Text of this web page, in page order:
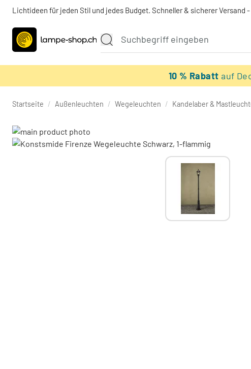
Lichtideen für jeden Stil und jedes Budget. Schneller & sicherer Versand
10 % Rabattauf
Startseite / Außenleuchten / Wegeleuchten / Kandelaber &